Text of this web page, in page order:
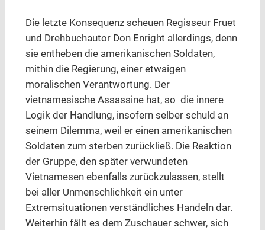
Die letzte Konsequenz scheuen Regisseur Fruet
und Drehbuchautor Don Enright allerdings, denn
sie entheben die amerikanischen Soldaten,
mithin die Regierung, einer etwaigen
moralischen Verantwortung. Der
vietnamesische Assassine hat, so die innere
Logik der Handlung, insofern selber schuld an
seinem Dilemma, weil er einen amerikanischen
Soldaten zum sterben zurückließ. Die Reaktion
der Gruppe, den später verwundeten
Vietnamesen ebenfalls zurückzulassen, stellt
bei aller Unmenschlichkeit ein unter
Extremsituationen verständliches Handeln dar.
Weiterhin fällt es dem Zuschauer schwer, sich